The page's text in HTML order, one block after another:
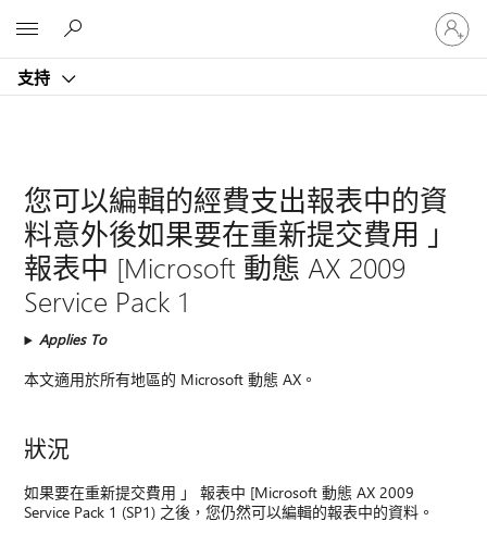
支持
登
入
您
您可以編輯的經費支出報表中的資
料意外後如果要在重新提交費用 」
報表中 [Microsoft 動態 AX 2009
Service Pack 1
Applies To
本文適用於所有地區的 Microsoft 動態 AX。
狀況
如果要在重新提交費用 」 報表中 [Microsoft 動態 AX 2009
Service Pack 1 (SP1) 之後，您仍然可以編輯的報表中的資料。